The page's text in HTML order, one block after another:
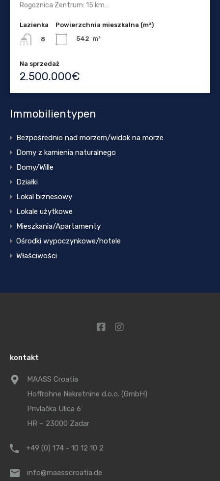
Rogoznica Zentrum: 15 km…
Lazienka
8
Powierzchnia mieszkalna (m²)
542 m²
Na sprzedaż
2.500.000€
Immobilientypen
Bezpośrednio nad morzem/widok na morze
Domy z kamienia naturalnego
Domy/Wille
Działki
Lokal biznesowy
Lokale użytkowe
Mieszkania/Apartamenty
Ośrodki wypoczynkowe/hotele
Właściwości
kontakt
MAASS Croatia
Hoffrohne Nekretnine d.o.o. (GmbH)
Privlačka Ulica 6
HR – 23000 Zadar
+49 (0) 174 - 10 12 10 2
info@maasscroatia.de